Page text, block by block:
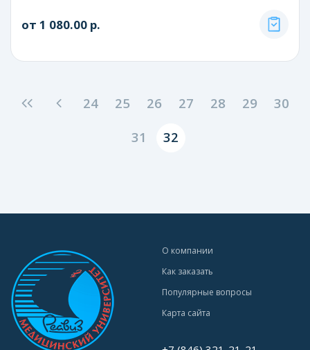
от 1 080.00 р.
24 25 26 27 28 29
30
31
32
О компании
Как заказать
Популярные вопросы
Карта сайта